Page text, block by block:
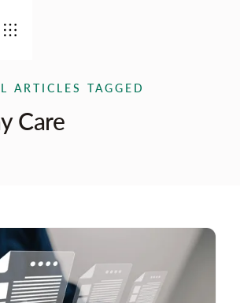
ARTICLES TAGGED
Care